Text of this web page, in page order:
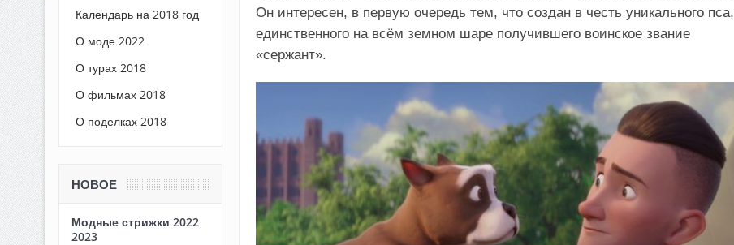
Он интересен, в первую очередь тем, что создан в честь уникального пса,
единственного на всём земном шаре получившего воинское звание
«сержант».
Календарь на 2018 год
О моде 2022
О турах 2018
О фильмах 2018
О поделках 2018
НОВОЕ
Модные стрижки 2022
2023